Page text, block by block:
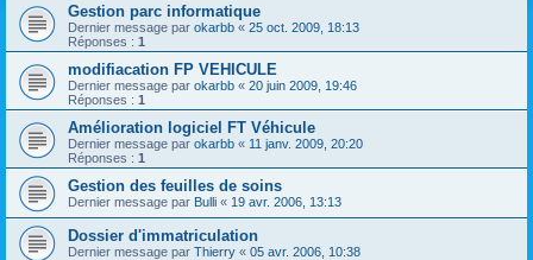
Gestion parc informatique
Dernier message par okarbb « 25 oct. 2009, 18:13
Réponses : 1
modifiacation FP VEHICULE
Dernier message par okarbb « 20 juin 2009, 19:46
Réponses : 1
Amélioration logiciel FT Véhicule
Dernier message par okarbb « 11 janv. 2009, 20:20
Réponses : 1
Gestion des feuilles de soins
Dernier message par Bulli « 19 avr. 2006, 13:13
Dossier d'immatriculation
Dernier message par Thierry « 05 avr. 2006, 10:38